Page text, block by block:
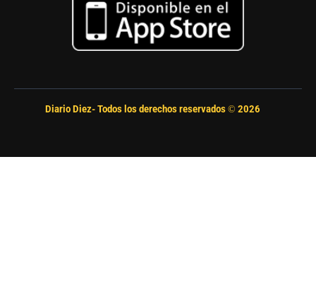
Diario Diez- Todos los derechos reservados © 2026